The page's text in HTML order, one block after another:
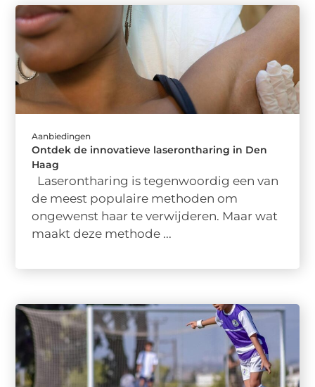
Aanbiedingen
Ontdek de innovatieve laserontharing in Den
Haag
Laserontharing is tegenwoordig een van
de meest populaire methoden om
ongewenst haar te verwijderen. Maar wat
maakt deze methode ...